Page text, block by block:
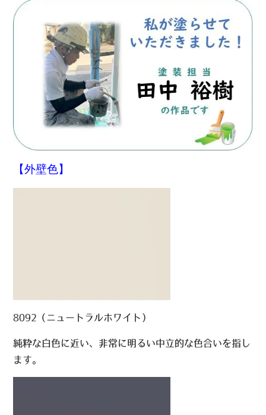
【外壁色】
8092（ニュートラルホワイト）
純粋な白色に近い、非常に明るい中立的な色合いを指し
ます。